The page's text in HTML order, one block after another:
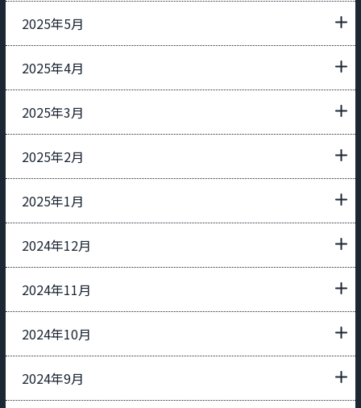
2025年5月
2025年4月
2025年3月
2025年2月
2025年1月
2024年12月
2024年11月
2024年10月
2024年9月